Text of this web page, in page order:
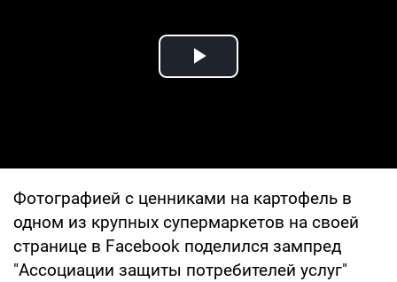
Play Video
Фотографией с ценниками на картофель в
одном из крупных супермаркетов на своей
странице в Facebook поделился зампред
"Ассоциации защиты потребителей услуг"